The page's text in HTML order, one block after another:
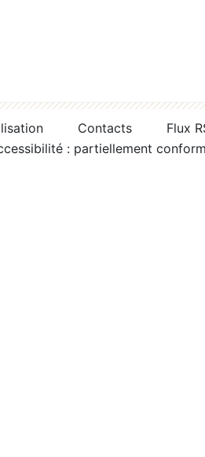
Contacts
Flux
: partiellement